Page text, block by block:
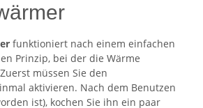
funktioniert nach einem einfachen
Prinzip, bei der die Wärme
müssen Sie den
aktivieren. Nach dem Benutzen
ist), kochen Sie ihn ein paar